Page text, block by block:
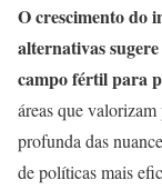
O crescimento do
alternativas
campo fértil para
áreas que
profunda das
de políticas mais